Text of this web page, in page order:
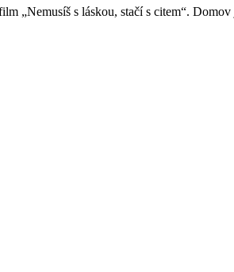
„Nemusíš s láskou, stačí s citem“. Domov